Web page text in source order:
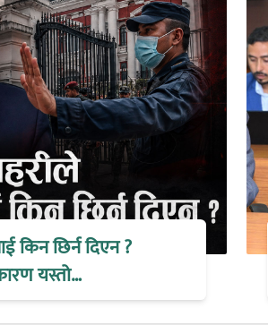
किन छिर्न दिएन ?
यस्तो…